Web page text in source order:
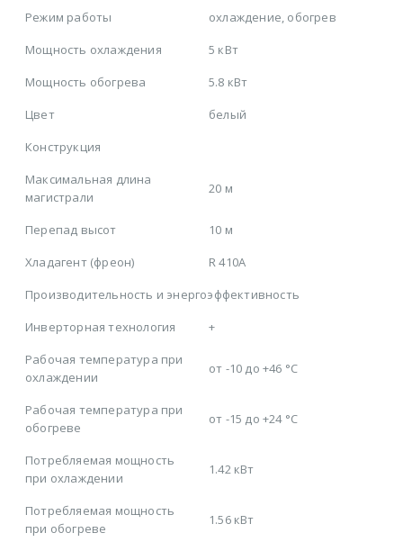
Режим работы
охлаждение, обогрев
Мощность охлаждения
5 кВт
Мощность обогрева
5.8 кВт
Цвет
белый
Конструкция
Максимальная длина
магистрали
20 м
Перепад высот
10 м
Хладагент (фреон)
R 410A
Производительность и энергоэффективность
Инверторная технология
+
Рабочая температура при
охлаждении
от -10 до +46 °C
Рабочая температура при
обогреве
от -15 до +24 °C
Потребляемая мощность
при охлаждении
1.42 кВт
Потребляемая мощность
при обогреве
1.56 кВт